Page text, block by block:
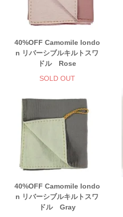
40%OFF Camomile londo
n リバーシブルキルトスワ
ドル Rose
SOLD OUT
40%OFF Camomile londo
n リバーシブルキルトスワ
ドル Gray